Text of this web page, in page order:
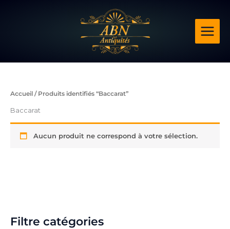
Filtre catégories
Accueil / Produits identifiés “Baccarat”
Baccarat
Aucun produit ne correspond à votre sélection.